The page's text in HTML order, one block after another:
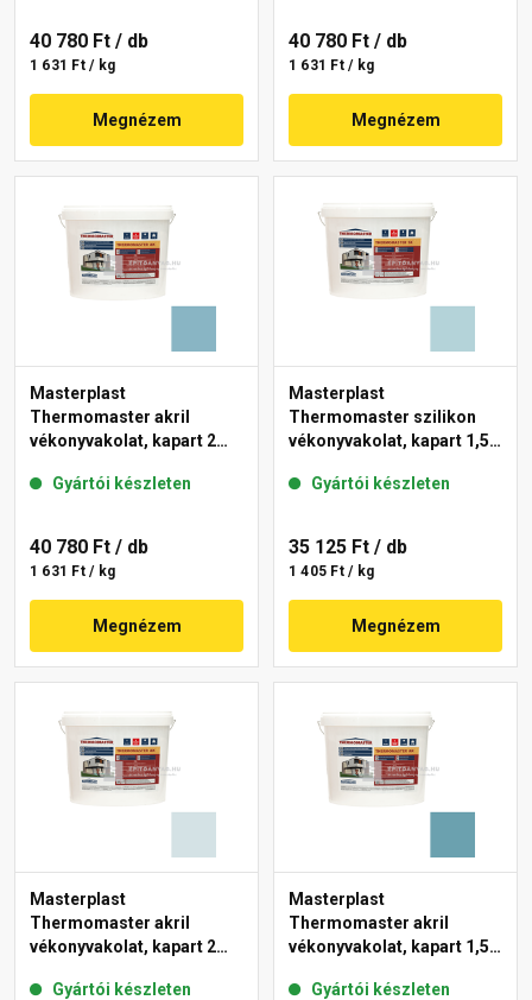
40 780 Ft / db
1 631 Ft / kg
Megnézem
40 780 Ft / db
1 631 Ft / kg
Megnézem
Masterplast
Thermomaster akril
vékonyvakolat, kapart 2
Gyártói készleten
40 780 Ft / db
1 631 Ft / kg
Megnézem
Masterplast
Thermomaster szilikon
vékonyvakolat, kapart 1,5
Gyártói készleten
35 125 Ft / db
1 405 Ft / kg
Megnézem
Masterplast
Thermomaster akril
vékonyvakolat, kapart 2
Gyártói készleten
Masterplast
Thermomaster akril
vékonyvakolat, kapart 1,5
Gyártói készleten